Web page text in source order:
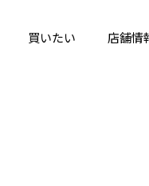
買いたい 店舗情